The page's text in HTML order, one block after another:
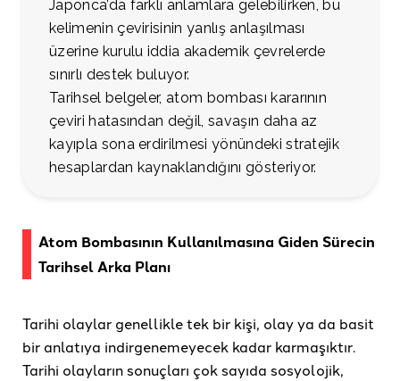
Japonca’da farklı anlamlara gelebilirken, bu
kelimenin çevirisinin yanlış anlaşılması
üzerine kurulu iddia akademik çevrelerde
sınırlı destek buluyor.
Tarihsel belgeler, atom bombası kararının
çeviri hatasından değil, savaşın daha az
kayıpla sona erdirilmesi yönündeki stratejik
hesaplardan kaynaklandığını gösteriyor.
Atom Bombasının Kullanılmasına Giden Sürecin
Tarihsel Arka Planı
Tarihi olaylar genellikle tek bir kişi, olay ya da basit
bir anlatıya indirgenemeyecek kadar karmaşıktır.
Tarihi olayların sonuçları çok sayıda sosyolojik,